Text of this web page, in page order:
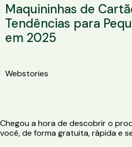
Maquininhas de
Tendências para
em 2025
Webstories
Conheça o
solicitar.
Banco
Chegou a hora de descobrir o
você, de forma gratuita, rápida e